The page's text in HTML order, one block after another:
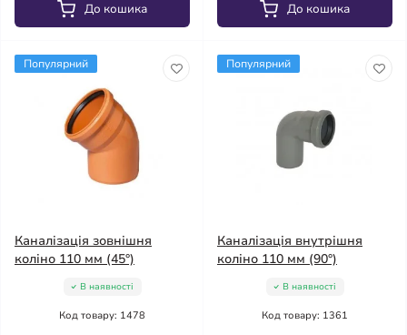
До кошика До кошика
Популярний
Каналізація зовнішня
коліно 110 мм (45°)
В наявності
Код товару: 1478
Популярний
Каналізація внутрішня
коліно 110 мм (90°)
В наявності
Код товару: 1361